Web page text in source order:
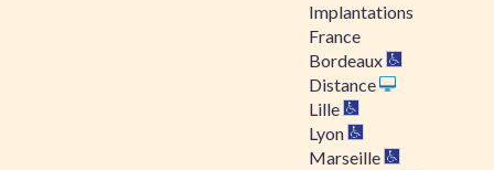
Implantations
France
Bordeaux
Distance
Lille
Lyon
Marseille